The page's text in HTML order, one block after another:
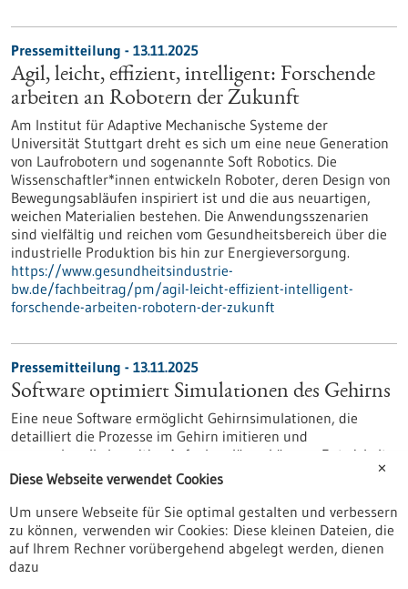
Pressemitteilung - 13.11.2025
Agil, leicht, effizient, intelligent: Forschende
arbeiten an Robotern der Zukunft
Am Institut für Adaptive Mechanische Systeme der
Universität Stuttgart dreht es sich um eine neue Generation
von Laufrobotern und sogenannte Soft Robotics. Die
Wissenschaftler*innen entwickeln Roboter, deren Design von
Bewegungsabläufen inspiriert ist und die aus neuartigen,
weichen Materialien bestehen. Die Anwendungsszenarien
sind vielfältig und reichen vom Gesundheitsbereich über die
industrielle Produktion bis hin zur Energieversorgung.
https://www.gesundheitsindustrie-
bw.de/fachbeitrag/pm/agil-leicht-effizient-intelligent-
forschende-arbeiten-robotern-der-zukunft
Pressemitteilung - 13.11.2025
Software optimiert Simulationen des Gehirns
Eine neue Software ermöglicht Gehirnsimulationen, die
detailliert die Prozesse im Gehirn imitieren und
anspruchsvolle kognitive Aufgaben lösen können. Entwickelt
wurde das Programm am Exzellenzcluster „Maschinelles
Tübingen. Die Software bildet die Grundlage für eine neue
Generation von Simulationen, die tiefere Einblicke in die
Funktionsweise und Leistungsfähigkeit des Gehirns
ermöglichen.
✕
Diese Webseite verwendet Cookies
Um unsere Webseite für Sie optimal gestalten und verbessern
zu können, verwenden wir Cookies: Diese kleinen Dateien, die
auf Ihrem Rechner vorübergehend abgelegt werden, dienen
dazu